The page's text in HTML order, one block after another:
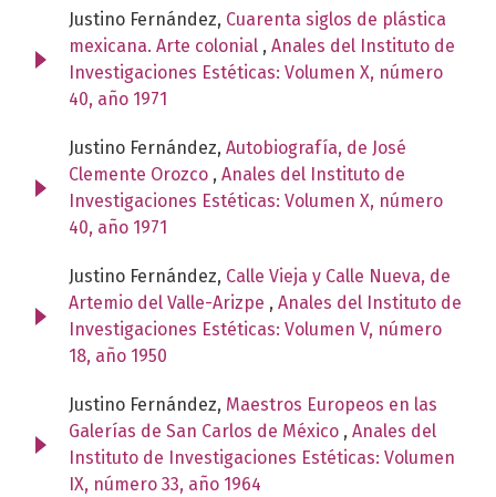
Justino Fernández, Cuarenta siglos de plástica
mexicana. Arte colonial , Anales del Instituto de
Investigaciones Estéticas: Volumen X, número
40, año 1971
Justino Fernández, Autobiografía, de José
Clemente Orozco , Anales del Instituto de
Investigaciones Estéticas: Volumen X, número
40, año 1971
Justino Fernández, Calle Vieja y Calle Nueva, de
Artemio del Valle-Arizpe , Anales del Instituto de
Investigaciones Estéticas: Volumen V, número
18, año 1950
Justino Fernández, Maestros Europeos en las
Galerías de San Carlos de México , Anales del
Instituto de Investigaciones Estéticas: Volumen
IX, número 33, año 1964